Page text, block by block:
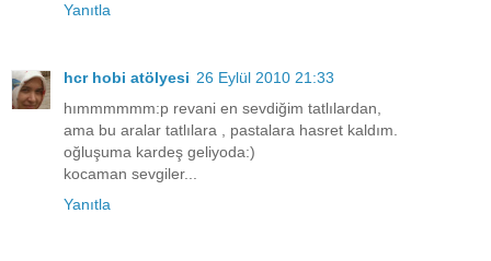
Yanıtla
hcr hobi atölyesi 26 Eylül 2010 21:33
hımmmmmm:p revani en sevdiğim tatlılardan,
ama bu aralar tatlılara , pastalara hasret kaldım.
oğluşuma kardeş geliyoda:)
kocaman sevgiler...
Yanıtla